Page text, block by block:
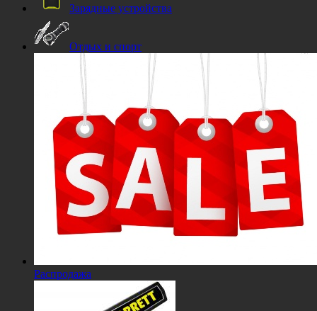
Зарядные устройства
Отдых и спорт
Распродажа